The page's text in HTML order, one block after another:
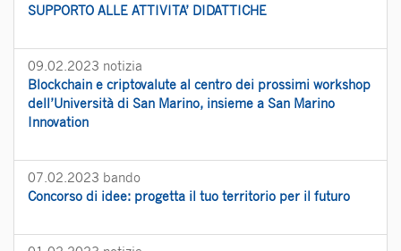
SUPPORTO ALLE ATTIVITA’ DIDATTICHE
09.02.2023 notizia
Blockchain e criptovalute al centro dei prossimi workshop
dell’Università di San Marino, insieme a San Marino
Innovation
07.02.2023 bando
Concorso di idee: progetta il tuo territorio per il futuro